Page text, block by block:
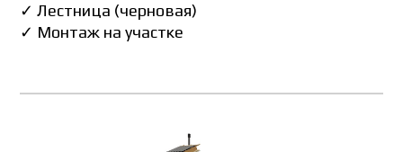
✓ Лестница (черновая)
✓ Монтаж на участке